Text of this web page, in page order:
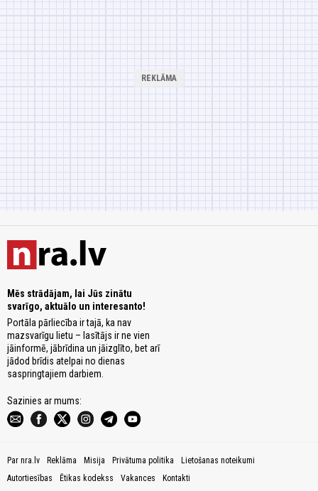
Mēs strādājam, lai Jūs zinātu
svarīgo, aktuālo un interesanto!
Portāla pārliecība ir tajā, ka nav
mazsvarīgu lietu – lasītājs ir ne vien
jāinformē, jābrīdina un jāizglīto, bet arī
jādod brīdis atelpai no dienas
saspringtajiem darbiem.
Sazinies ar mums:
Par nra.lv Reklāma Misija Privātuma politika
Lietošanas noteikumi
Autortiesības
Ētikas kodekss Vakances Kontakti